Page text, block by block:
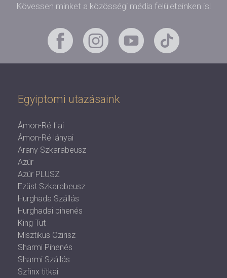
Kövessen minket a közösségi média felületeinken is!
Egyiptomi utazásaink
Ámon-Ré fiai
Ámon-Ré lányai
Arany Szkarabeusz
Azúr
Azúr PLUSZ
Ezüst Szkarabeusz
Hurghada Szállás
Hurghadai pihenés
King Tut
Misztikus Ozirisz
Sharmi Pihenés
Sharmi Szállás
Szfinx titkai